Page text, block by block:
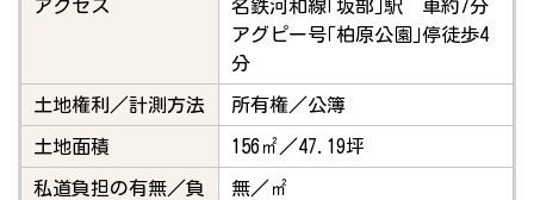
アクセス
名鉄河和線｢坂部｣駅 車約7分
アグピー号｢柏原公園｣停徒歩4
分
土地権利／計測方法 所有権／公簿
土地面積 156㎡／47.19坪
私道負担の有無／負
無／㎡